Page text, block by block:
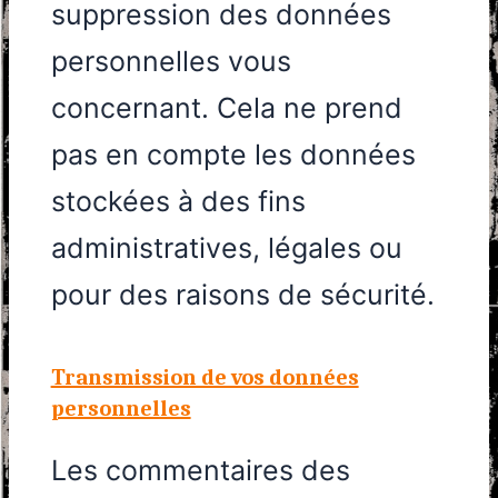
suppression des données
personnelles vous
concernant. Cela ne prend
pas en compte les données
stockées à des fins
administratives, légales ou
pour des raisons de sécurité.
Transmission de vos données
personnelles
Les commentaires des